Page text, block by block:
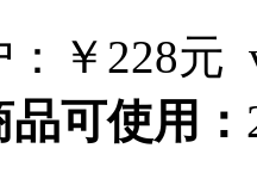
￥228元
可使用：